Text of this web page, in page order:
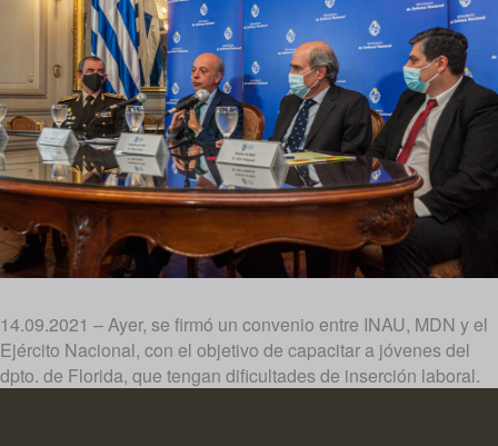
14.09.2021 – Ayer, se firmó un convenio entre INAU, MDN y el
Ejército Nacional, con el objetivo de capacitar a jóvenes del
dpto. de Florida, que tengan dificultades de inserción laboral.